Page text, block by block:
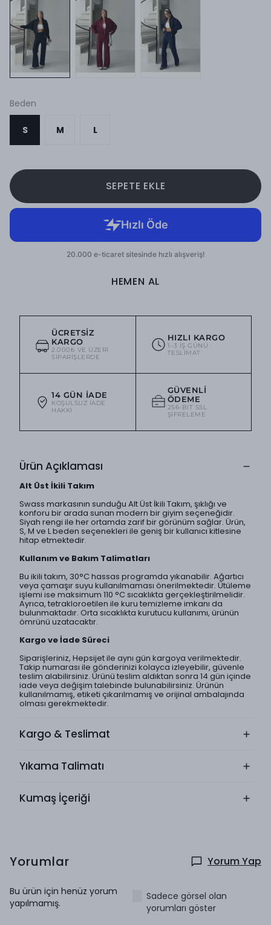
Beden
S M L
SEPETE EKLE
HEMEN AL
ÜCRETSIZ
KARGO
2.000₺ VE ÜZERI
SIPARIŞLERDE
HIZLI KARGO
1–3 IŞ GÜNÜ
TESLIMAT
14 GÜN İADE
KOŞULSUZ IADE
HAKKI
GÜVENLI
ÖDEME
256-BIT SSL
ŞIFRELEME
Ürün Açıklaması
Alt Üst İkili Takım
Swass markasının sunduğu Alt Üst İkili Takım, şıklığı ve
konforu bir arada sunan modern bir giyim seçeneğidir.
Siyah rengi ile her ortamda zarif bir görünüm sağlar. Ürün,
S, M ve L beden seçenekleri ile geniş bir kullanıcı kitlesine
hitap etmektedir.
Kullanım ve Bakım Talimatları
Bu ikili takım, 30°C hassas programda yıkanabilir. Ağartıcı
veya çamaşır suyu kullanılmaması önerilmektedir. Ütüleme
işlemi ise maksimum 110 °C sıcaklıkta gerçekleştirilmelidir.
Ayrıca, tetrakloroetilen ile kuru temizleme imkanı da
bulunmaktadır. Orta sıcaklıkta kurutucu kullanımı, ürünün
ömrünü uzatacaktır.
Kargo ve İade Süreci
Siparişleriniz, Hepsijet ile aynı gün kargoya verilmektedir.
Takip numarası ile gönderinizi kolayca izleyebilir, güvenle
teslim alabilirsiniz. Ürünü teslim aldıktan sonra 14 gün içinde
iade veya değişim talebinde bulunabilirsiniz. Ürünün
kullanılmamış, etiketi çıkarılmamış ve orijinal ambalajında
olması gerekmektedir.
Kargo & Teslimat
Yıkama Talimatı
Kumaş İçeriği
Yorumlar Yorum Yap
Bu ürün için henüz yorum
yapılmamış.
Sadece görsel olan
yorumları göster